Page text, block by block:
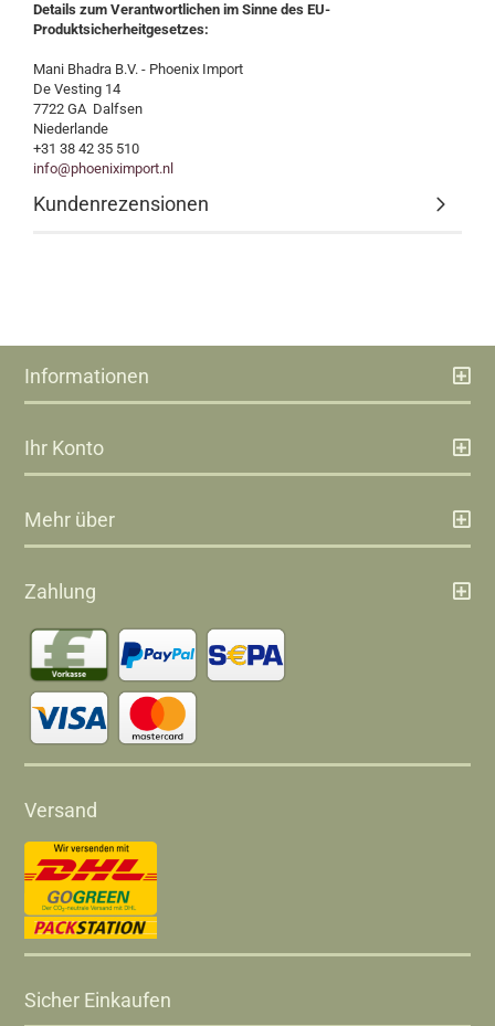
Details zum Verantwortlichen im Sinne des EU-
Produktsicherheitgesetzes:
Mani Bhadra B.V. - Phoenix Import
De Vesting 14
7722 GA Dalfsen
Niederlande
+31 38 42 35 510
info@phoeniximport.nl
Kundenrezensionen
Informationen
Ihr Konto
Mehr über
Zahlung
Versand
Sicher Einkaufen